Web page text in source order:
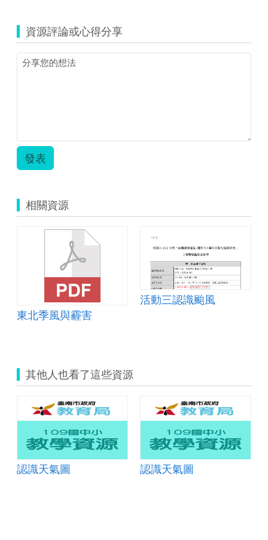
資源評論或心得分享
發表
相關資源
東北季風與霾害
活動三認識颱風
其他人也看了這些資源
認識天氣圖 認識天氣圖